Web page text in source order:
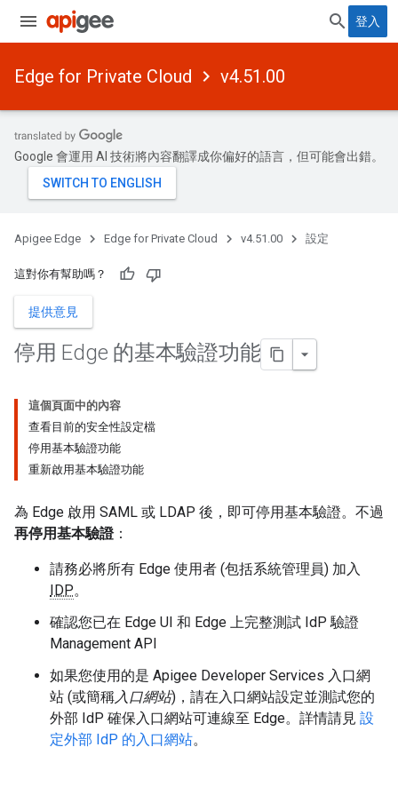
登入
Edge for Private Cloud v4.51.00
Google 會運用 AI 技術將內容翻譯成你偏好的語言，但可能會出錯。
Apigee Edge Edge for Private Cloud v4.51.00 設定
這對你有幫助嗎？
提供意見
停用 Edge 的基本驗證功能
這個頁面中的內容
查看目前的安全性設定檔
停用基本驗證功能
重新啟用基本驗證功能
為 Edge 啟用 SAML 或 LDAP 後，即可停用基本驗證。不過
再停用基本驗證：
請務必將所有 Edge 使用者 (包括系統管理員) 加入
IDP。
確認您已在 Edge UI 和 Edge 上完整測試 IdP 驗證
Management API
如果您使用的是 Apigee Developer Services 入口網
站 (或簡稱入口網站)，請在入口網站設定並測試您的
外部 IdP 確保入口網站可連線至 Edge。詳情請見 設
定外部 IdP 的入口網站。